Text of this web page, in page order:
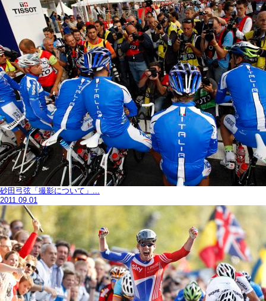
砂田弓弦「撮影について」...
2011.09.01